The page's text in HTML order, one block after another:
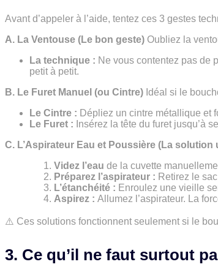
Avant d’appeler à l’aide, tentez ces 3 gestes
A. La Ventouse (Le bon geste) Oubliez la
La technique : Ne vous contentez pas de
petit à petit.
B. Le Furet Manuel (ou Cintre) Idéal si le
Le Cintre : Dépliez un cintre métallique et
Le Furet : Insérez la tête du furet jusqu’à
C. L’Aspirateur Eau et Poussière (La solution
Videz l’eau de la cuvette
Préparez l’aspirateur : Retirez le
L’étanchéité : Enroulez une vieille
Aspirez : Allumez l’aspirateur. La
⚠️ Ces solutions fonctionnent seulement si le
3. Ce qu’il ne faut surtout